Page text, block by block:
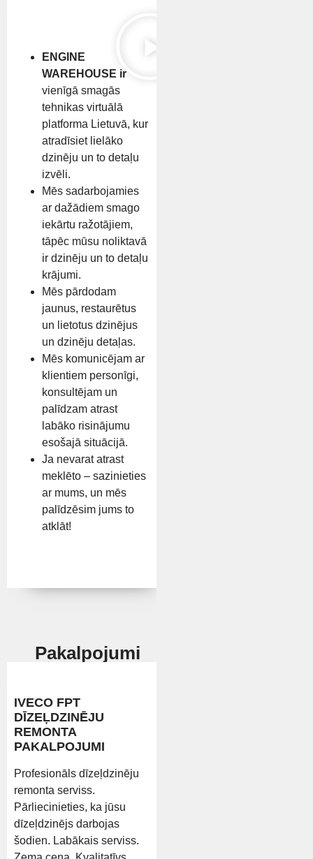
ENGINE
WAREHOUSE ir
vienīgā smagās
tehnikas virtuālā
platforma Lietuvā, kur
atradīsiet lielāko
dzinēju un to detaļu
izvēli.
Mēs sadarbojamies
ar dažādiem smago
iekārtu ražotājiem,
tāpēc mūsu noliktavā
ir dzinēju un to detaļu
krājumi.
Mēs pārdodam
jaunus, restaurētus
un lietotus dzinējus
un dzinēju detaļas.
Mēs komunicējam ar
klientiem personīgi,
konsultējam un
palīdzam atrast
labāko risinājumu
esošajā situācijā.
Ja nevarat atrast
meklēto – sazinieties
ar mums, un mēs
palīdzēsim jums to
atklāt!
Pakalpojumi
IVECO FPT
DĪZEĻDZINĒJU
REMONTA
PAKALPOJUMI
Profesionāls dīzeļdzinēju
remonta serviss.
Pārliecinieties, ka jūsu
dīzeļdzinējs darbojas
šodien. Labākais serviss.